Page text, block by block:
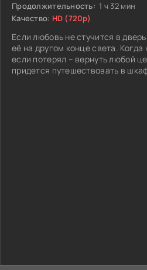
Продолжительность: 1 ч 32 мин
Качество: HD (720p)
Если любовь не стучится в
её на другом конце света.
если потерял – вернуть любой
придется путешествовать в